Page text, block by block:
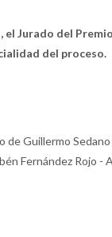
Jurado del
del proceso.
Guillermo
Fernández Rojo -